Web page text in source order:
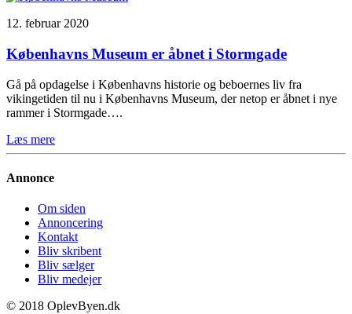
12. februar 2020
Københavns Museum er åbnet i Stormgade
Gå på opdagelse i Københavns historie og beboernes liv fra
vikingetiden til nu i Københavns Museum, der netop er åbnet i nye
rammer i Stormgade….
Læs mere
Annonce
Om siden
Annoncering
Kontakt
Bliv skribent
Bliv sælger
Bliv medejer
© 2018 OplevByen.dk